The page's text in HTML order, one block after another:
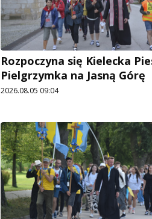
Rozpoczyna się Kielecka
Pielgrzymka na Jasną Górę
2026.08.05 09:04